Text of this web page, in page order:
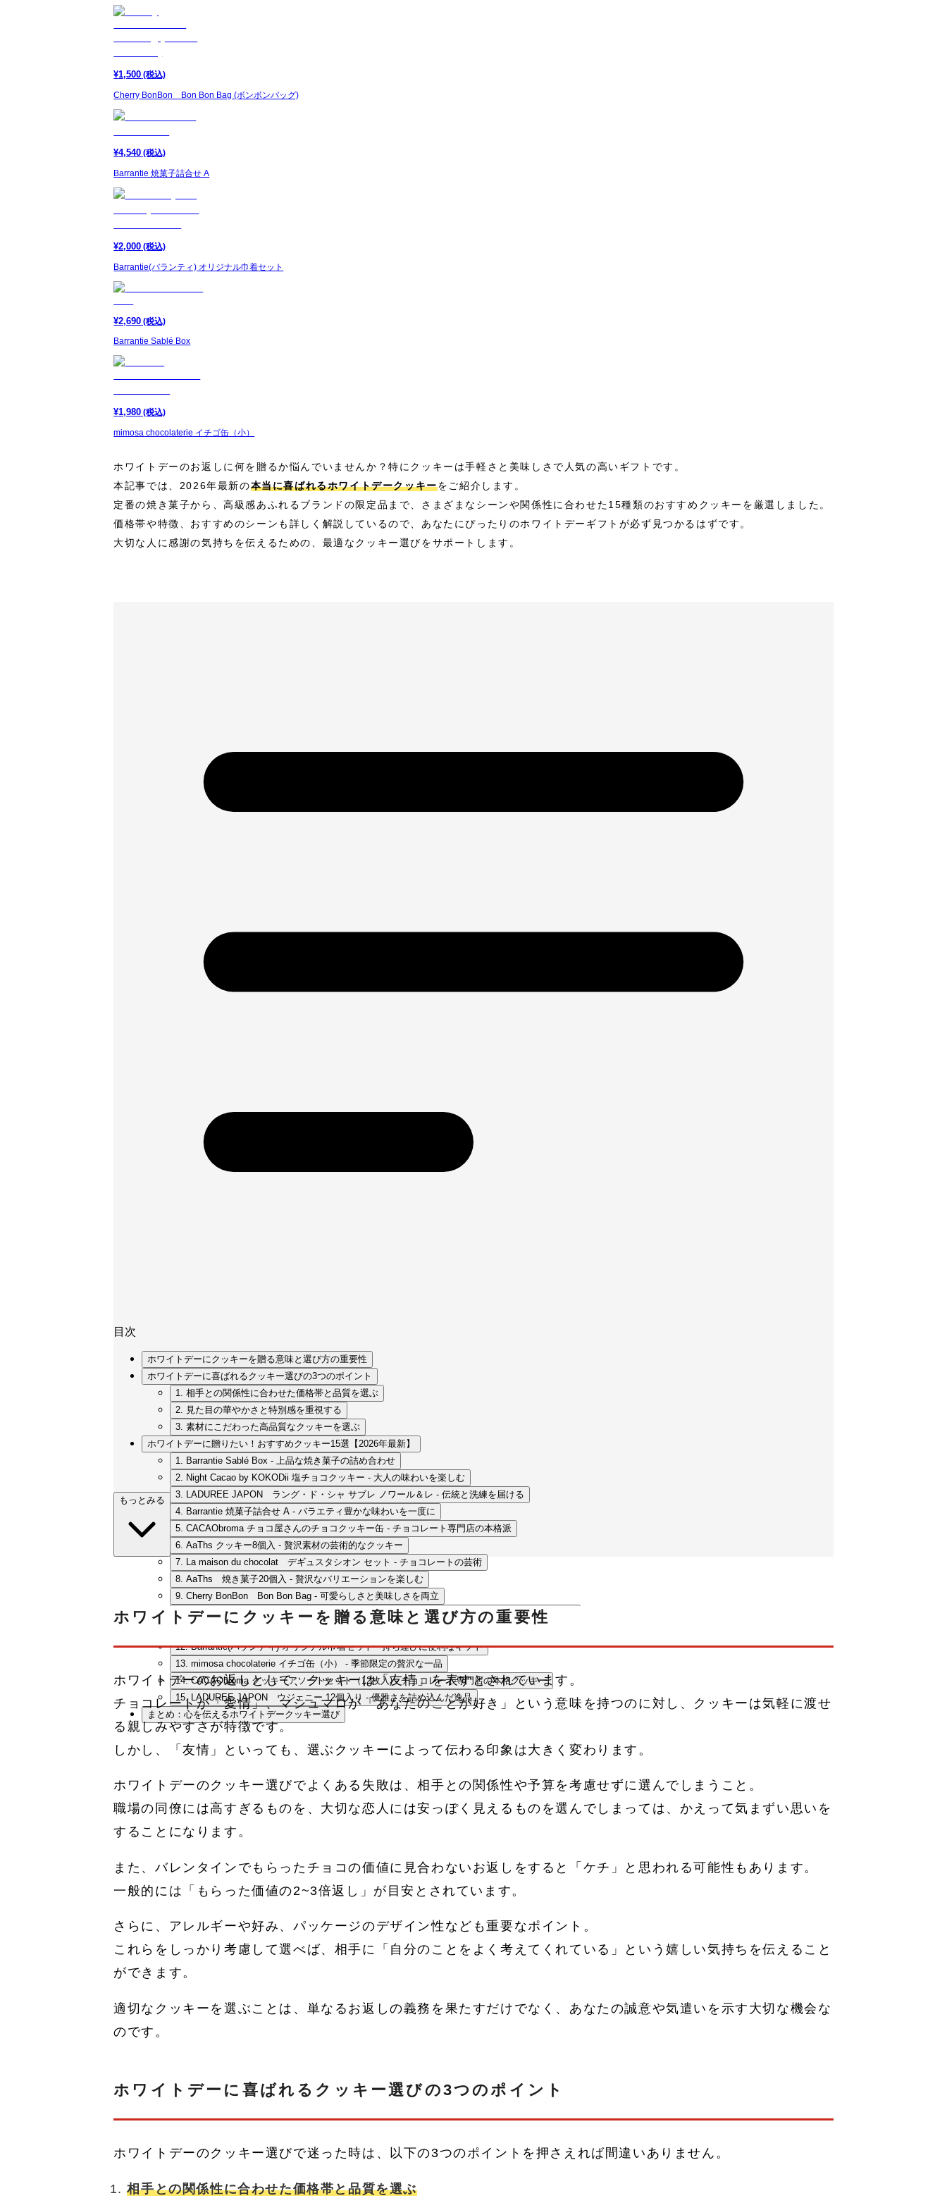
¥1,500 (税込)
Cherry BonBon Bon Bon Bag (ボンボンバッグ)
¥4,540 (税込)
Barrantie 焼菓子詰合せ A
¥2,000 (税込)
Barrantie(バランティ) オリジナル巾着セット
¥2,690 (税込)
Barrantie Sablé Box
¥1,980 (税込)
mimosa chocolaterie イチゴ缶（小）
ホワイトデーのお返しに何を贈るか悩んでいませんか？特にクッキーは手軽さと美味しさで人気の高いギフトです。
本記事では、2026年最新の本当に喜ばれるホワイトデークッキーをご紹介します。
定番の焼き菓子から、高級感あふれるブランドの限定品まで、さまざまなシーンや関係性に合わせた15種類のおすすめクッキーを厳選しました。
価格帯や特徴、おすすめのシーンも詳しく解説しているので、あなたにぴったりのホワイトデーギフトが必ず見つかるはずです。
大切な人に感謝の気持ちを伝えるための、最適なクッキー選びをサポートします。
目次
ホワイトデーにクッキーを贈る意味と選び方の重要性
ホワイトデーに喜ばれるクッキー選びの3つのポイント
1. 相手との関係性に合わせた価格帯と品質を選ぶ
2. 見た目の華やかさと特別感を重視する
3. 素材にこだわった高品質なクッキーを選ぶ
ホワイトデーに贈りたい！おすすめクッキー15選【2026年最新】
1. Barrantie Sablé Box - 上品な焼き菓子の詰め合わせ
2. Night Cacao by KOKODii 塩チョコクッキー - 大人の味わいを楽しむ
3. LADUREE JAPON ラング・ド・シャ サブレ ノワール＆レ - 伝統と洗練を届ける
4. Barrantie 焼菓子詰合せ A - バラエティ豊かな味わいを一度に
5. CACAObroma チョコ屋さんのチョコクッキー缶 - チョコレート専門店の本格派
6. AaThs クッキー8個入 - 贅沢素材の芸術的なクッキー
7. La maison du chocolat デギュスタシオン セット - チョコレートの芸術
8. AaThs 焼き菓子20個入 - 贅沢なバリエーションを楽しむ
9. Cherry BonBon Bon Bon Bag - 可愛らしさと美味しさを両立
10. LADUREE JAPON ラング・ド・シャ サブレ ヴァニーユ＆キャラメル - フランスの伝統菓子
12. Barrantie(バランディ) オリジナル巾着セット - 持ち運びに便利なギフト
13. mimosa chocolaterie イチゴ缶（小） - 季節限定の贅沢な一品
14. CACAObroma クッキーアソートセット（12枚入) - チョコレート専門店の本格クッキー
15. LADUREE JAPON ウジェニー 12個入り - 優雅さを詰め込んだ逸品
まとめ：心を伝えるホワイトデークッキー選び
もっとみる
ホワイトデーにクッキーを贈る意味と選び方の重要性
ホワイトデーのお返しとして、クッキーは「友情」を表すとされています。
チョコレートが「愛情」、マシュマロが「あなたのことが好き」という意味を持つのに対し、クッキーは気軽に渡せ
る親しみやすさが特徴です。
しかし、「友情」といっても、選ぶクッキーによって伝わる印象は大きく変わります。
ホワイトデーのクッキー選びでよくある失敗は、相手との関係性や予算を考慮せずに選んでしまうこと。
職場の同僚には高すぎるものを、大切な恋人には安っぽく見えるものを選んでしまっては、かえって気まずい思いを
することになります。
また、バレンタインでもらったチョコの価値に見合わないお返しをすると「ケチ」と思われる可能性もあります。
一般的には「もらった価値の2~3倍返し」が目安とされています。
さらに、アレルギーや好み、パッケージのデザイン性なども重要なポイント。
これらをしっかり考慮して選べば、相手に「自分のことをよく考えてくれている」という嬉しい気持ちを伝えること
ができます。
適切なクッキーを選ぶことは、単なるお返しの義務を果たすだけでなく、あなたの誠意や気遣いを示す大切な機会な
のです。
ホワイトデーに喜ばれるクッキー選びの3つのポイント
ホワイトデーのクッキー選びで迷った時は、以下の3つのポイントを押さえれば間違いありません。
相手との関係性に合わせた価格帯と品質を選ぶ